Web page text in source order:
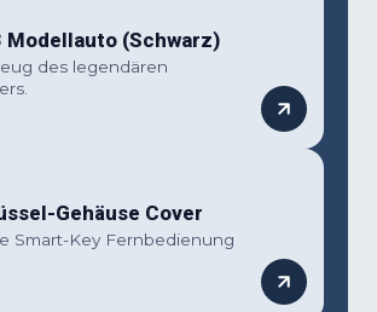
Modellauto (Schwarz)
des legendären
Gehäuse Cover
Smart-Key Fernbedienung